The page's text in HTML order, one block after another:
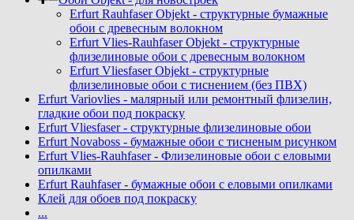
Erfurt Rauhfaser Objekt - cтруктурные бумажные
обои с древесным волокном
Erfurt Vlies-Rauhfaser Objekt - структурные
флизелиновые обои с древесным волокном
Erfurt Vliesfaser Objekt - структурные
флизелиновые обои с тиснением (без ПВХ)
Erfurt Variovlies - малярный или ремонтный флизелин,
гладкие обои под покраску
Erfurt Vliesfaser - структурные флизелиновые обои
Erfurt Novaboss - бумажные обои с тисненым рисунком
Erfurt Vlies-Rauhfaser - Флизелиновые обои с еловыми
опилками
Erfurt Rauhfaser - бумажные обои с еловыми опилками
Клей для обоев под покраску
...